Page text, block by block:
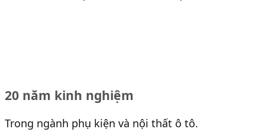
20 năm kinh nghiệm
Trong ngành phụ kiện và nội thất ô tô.